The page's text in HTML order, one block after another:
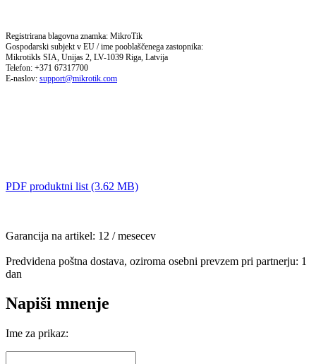
Registrirana blagovna znamka: MikroTik
Gospodarski subjekt v EU / ime pooblaščenega zastopnika:
Mikrotikls SIA, Unijas 2, LV-1039 Riga, Latvija
Telefon: +371 67317700
E-naslov: support@mikrotik.com
PDF produktni list (3.62 MB)
Garancija na artikel: 12 / mesecev
Predvidena poštna dostava, oziroma osebni prevzem pri partnerju: 1
dan
Napiši mnenje
Ime za prikaz: